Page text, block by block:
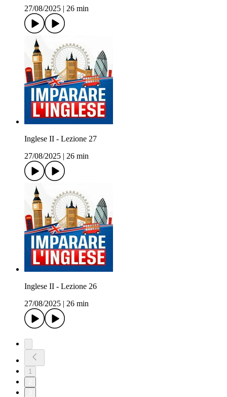
27/08/2025
26 min
Inglese II - Lezione 27
27/08/2025
26 min
Inglese II - Lezione 26
27/08/2025
26 min
1